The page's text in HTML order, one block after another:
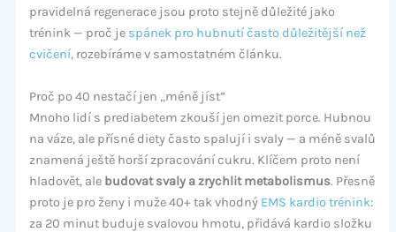
pravidelná regenerace jsou proto stejně důležité jako
trénink — proč je spánek pro hubnutí často důležitější než
cvičení, rozebíráme v samostatném článku.
Proč po 40 nestačí jen „méně jíst”
Mnoho lidí s prediabetem zkouší jen omezit porce. Hubnou
na váze, ale přísné diety často spalují i svaly — a méně svalů
znamená ještě horší zpracování cukru. Klíčem proto není
hladovět, ale budovat svaly a zrychlit metabolismus. Přesně
proto je pro ženy i muže 40+ tak vhodný EMS kardio trénink:
za 20 minut buduje svalovou hmotu, přidává kardio složku